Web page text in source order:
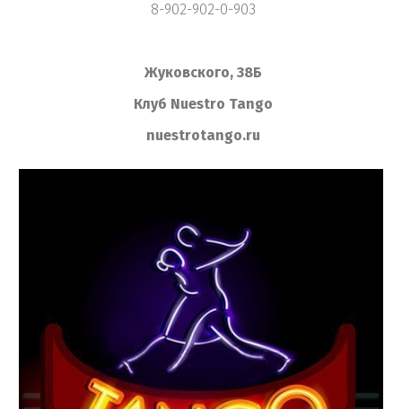
8-902-902-0-903
Жуковского, 38Б
Клуб Nuestro Tango
nuestrotango.ru